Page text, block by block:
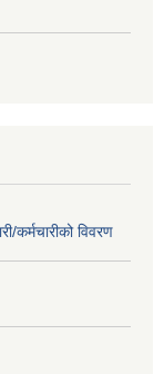
कर्मचारीको विवरण